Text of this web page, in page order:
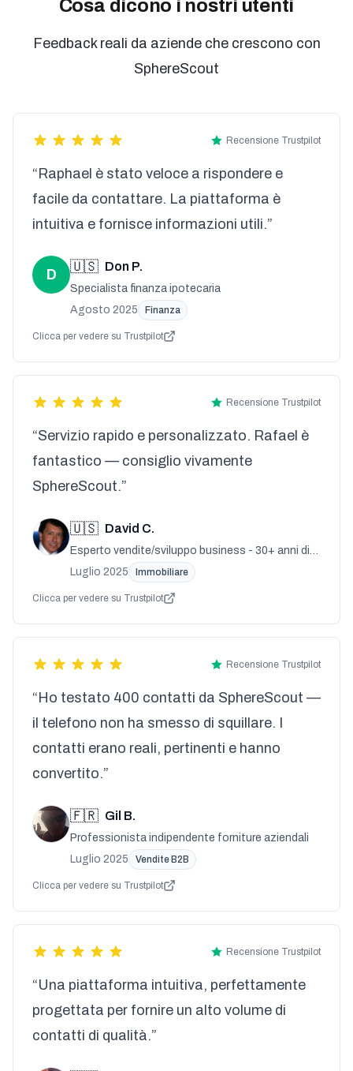
Cosa dicono i nostri utenti
Feedback reali da aziende che crescono con
SphereScout
Recensione Trustpilot
“Raphael è stato veloce a rispondere e
facile da contattare. La piattaforma è
intuitiva e fornisce informazioni utili.”
D 🇺🇸 Don P.
Specialista finanza ipotecaria
Agosto 2025
Finanza
Clicca per vedere su Trustpilot
Recensione Trustpilot
“Servizio rapido e personalizzato. Rafael è
fantastico — consiglio vivamente
SphereScout.”
🇺🇸 David C.
Esperto vendite/sviluppo business - 30+ anni di
esperienza
Luglio 2025 Immobiliare
Clicca per vedere su Trustpilot
Recensione Trustpilot
“Ho testato 400 contatti da SphereScout —
il telefono non ha smesso di squillare. I
contatti erano reali, pertinenti e hanno
convertito.”
🇫🇷 Gil B.
Professionista indipendente forniture aziendali
Luglio 2025
Vendite B2B
Clicca per vedere su Trustpilot
Recensione Trustpilot
“Una piattaforma intuitiva, perfettamente
progettata per fornire un alto volume di
contatti di qualità.”